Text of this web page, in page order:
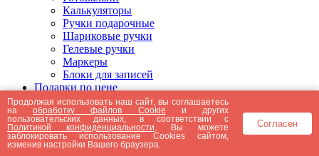
Калькуляторы
Ручки подарочные
Шариковые ручки
Гелевые ручки
Маркеры
Блоки для записей
Подарки по цене
Подарки от 5000 рублей
Подарки до 5000 рублей
Подарки до 3000 рублей
Подарки до 2000 рублей
Подарки до 1000 рублей
Продолжая использовать наш сайт, вы соглашаетесь
наобработку файлов Cookie и других
пользовательских данных, в соответствии с
Политикой конфиденциальности . Вы можете
заблокировать использование Cookies сайтом,
изменив настройки Вашего браузера.
Согласен